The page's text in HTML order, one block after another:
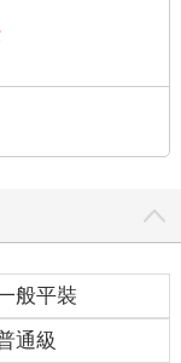
般平裝
通級